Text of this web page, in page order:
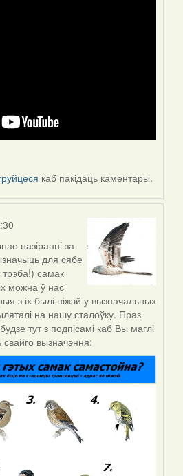
каб пакідаць каментары.
назіранні за
для сябе
трэба!) самак
можна ў нас
з іх былі ніжэй у вызначальных
на нашу сталоўку. Праз
тут з подпісамі каб Вы маглі
вызначэння: